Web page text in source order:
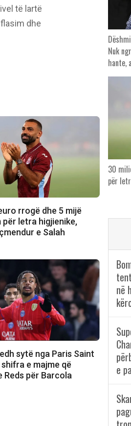
të lartë
dhe
rrogë dhe 5 mijë
për letra higjienike,
e Salah
sytë nga Paris Saint
e majme që
Reds për Barcola
Nuk
hante,
30
për
në
e